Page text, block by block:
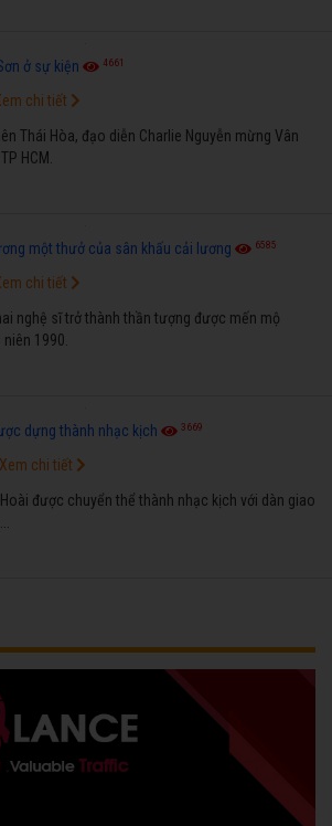
ở sự kiện 4661
Thái Hòa, đạo diễn Charlie Nguyễn mừng Vân
HCM.
chi tiết
một thưở của sân khấu cải lương 6585
nghệ sĩ trở thành thần tượng được mến mộ
1990.
chi tiết
dựng thành nhạc kịch 3669
được chuyển thể thành nhạc kịch với dàn giao
Xem chi tiết